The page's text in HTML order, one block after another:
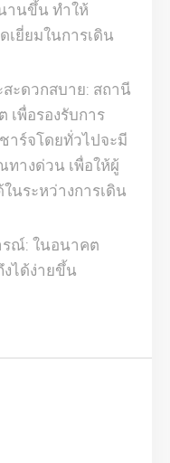
านขึ้น ทำให้
เยี่ยมในการเดิน
ะดวกสบาย: สถานี
เพื่อรองรับการ
าร์จโดยทั่วไปจะมี
างด่วน เพื่อให้ผู้
นระหว่างการเดิน
รณ์: ในอนาคต
ได้ง่ายขึ้น